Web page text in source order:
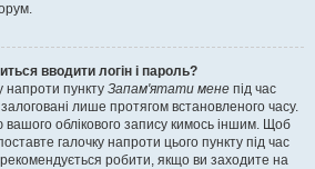
вводити логін і пароль?
напроти пункту Запам'ятати мене під час
лише протягом встановленого часу.
вашого облікового запису кимось іншим. Щоб
галочку напроти цього пункту під час
робити, якщо ви заходите на